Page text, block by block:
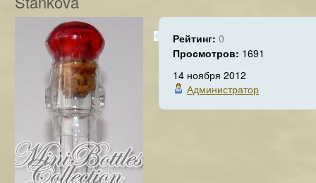
Рейтинг: 0
Просмотров: 1691
14 ноября 2012
Администратор